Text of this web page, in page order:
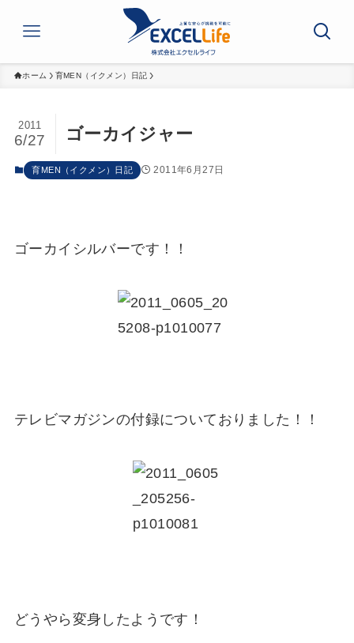
ホーム 育MEN（イクメン）日記
ゴーカイジャー
2011
6/27
育MEN（イクメン）日記 2011年6月27日
ゴーカイシルバーです！！
テレビマガジンの付録についておりました！！
どうやら変身したようです！